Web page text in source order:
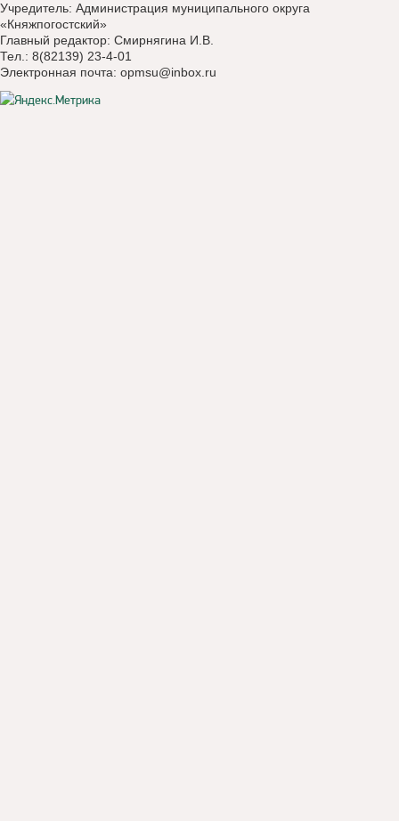
Учредитель: Администрация муниципального округа
«Княжпогостский»
Главный редактор: Смирнягина И.В.
Тел.: 8(82139) 23-4-01
Электронная почта: opmsu@inbox.ru